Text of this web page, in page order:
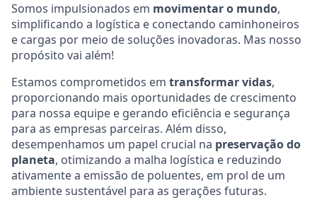
Somos impulsionados em movimentar o mundo,
simplificando a logística e conectando caminhoneiros
e cargas por meio de soluções inovadoras. Mas nosso
propósito vai além!
Estamos comprometidos em transformar vidas,
proporcionando mais oportunidades de crescimento
para nossa equipe e gerando eficiência e segurança
para as empresas parceiras. Além disso,
desempenhamos um papel crucial na preservação do
planeta, otimizando a malha logística e reduzindo
ativamente a emissão de poluentes, em prol de um
ambiente sustentável para as gerações futuras.